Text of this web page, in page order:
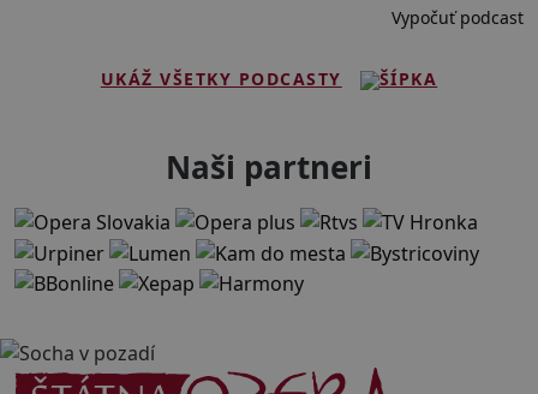
Vypočuť podcast
UKÁŽ VŠETKY PODCASTY
Naši partneri